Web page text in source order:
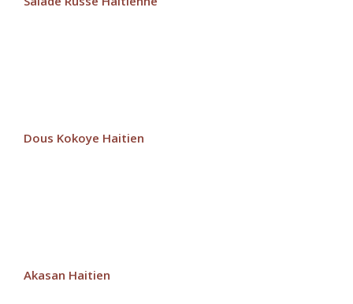
Dous Kokoye Haitien
Akasan Haitien